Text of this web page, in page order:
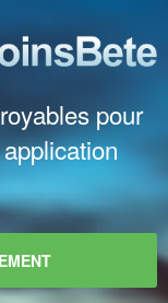
pour